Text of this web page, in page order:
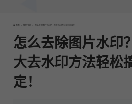
首页 > 教程|专题 > 怎么去除图片水印？5 大去水印方法轻松搞定！
怎么去除图片水印
大去水印方法轻松
定！